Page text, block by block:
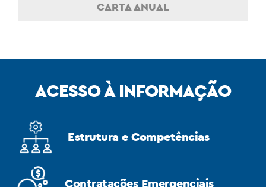
CARTA ANUAL
ACESSO À INFORMAÇÃO
Estrutura e Competências
Contratações Emergenciais